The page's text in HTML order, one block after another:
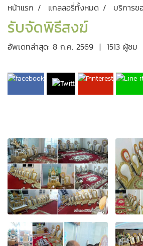
หน้าแรก แกลลอรี่ทั้งหมด บริการข
รับจัดพิธีสงฆ์
อัพเดทล่าสุด: 8 ก.ค. 2569 | 1513 ผู้ชม